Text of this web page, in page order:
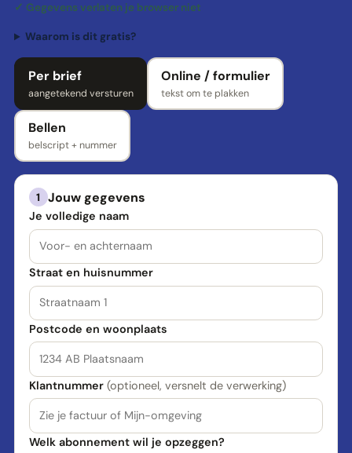
✓ Gegevens verlaten je browser niet
Waarom is dit gratis?
Per brief
aangetekend versturen
Online / formulier
tekst om te plakken
Bellen
belscript + nummer
1 Jouw gegevens
Je volledige naam
Straat en huisnummer
Postcode en woonplaats
Klantnummer (optioneel, versnelt de verwerking)
Welk abonnement wil je opzeggen?